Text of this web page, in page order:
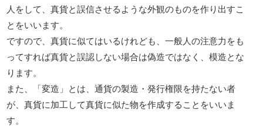
人をして、真貨と誤信させるような外観のものを作り出すこ
とをいいます。
ですので、真貨に似てはいるけれども、一般人の注意力をも
ってすれば真貨と誤認しない場合は偽造ではなく、模造とな
ります。
また、「変造」とは、通貨の製造・発行権限を持たない者
が、真貨に加工して真貨に似た物を作成することをいいま
す。